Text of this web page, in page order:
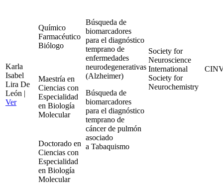
Karla
Isabel
Lira De
León |
Ver
Químico
Farmacéutico
Biólogo
Búsqueda de
biomarcadores
para el diagnóstico
temprano de
enfermedades
neurodegenerativas
(Alzheimer)
Búsqueda de
biomarcadores
para el diagnóstico
temprano de
cáncer de pulmón
asociado
a Tabaquismo
Society for
Neuroscience
International
Society for
Neurochemistry
Maestría en
Ciencias con
Especialidad
en Biología
Molecular
Doctorado en
Ciencias con
Especialidad
en Biología
Molecular